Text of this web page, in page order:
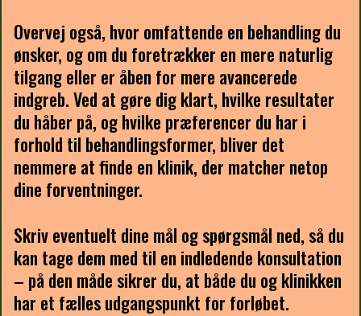
Overvej også, hvor omfattende en behandling du
ønsker, og om du foretrækker en mere naturlig
tilgang eller er åben for mere avancerede
indgreb. Ved at gøre dig klart, hvilke resultater
du håber på, og hvilke præferencer du har i
forhold til behandlingsformer, bliver det
nemmere at finde en klinik, der matcher netop
dine forventninger.
Skriv eventuelt dine mål og spørgsmål ned, så du
kan tage dem med til en indledende konsultation
– på den måde sikrer du, at både du og klinikken
har et fælles udgangspunkt for forløbet.